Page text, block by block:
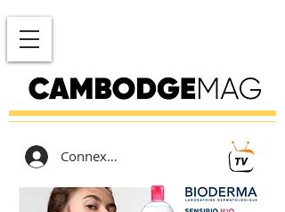
Connexion